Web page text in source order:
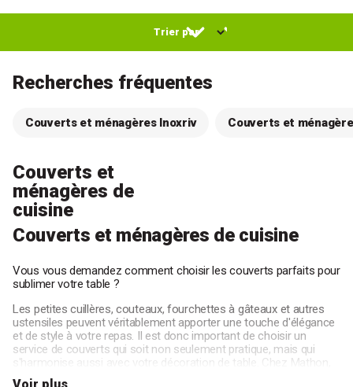
Recherches fréquentes
Couverts et ménagères Inoxriv Couverts et
Couverts et
ménagères de
cuisine
Couverts et ménagères de cuisine
Vous vous demandez comment choisir les couverts parfaits pour
sublimer votre table ?
Les petites cuillères, couteaux, fourchettes à gâteaux et autres
ustensiles peuvent véritablement apporter une touche d'élégance
et de style à votre repas. Il est donc important de choisir un
service de couverts qui soit non seulement pratique, mais qui
s'harmonise aussi avec votre décoration de table. Chez Mathon,
L’art de la table se travaille jusque dans les moindres détails, des